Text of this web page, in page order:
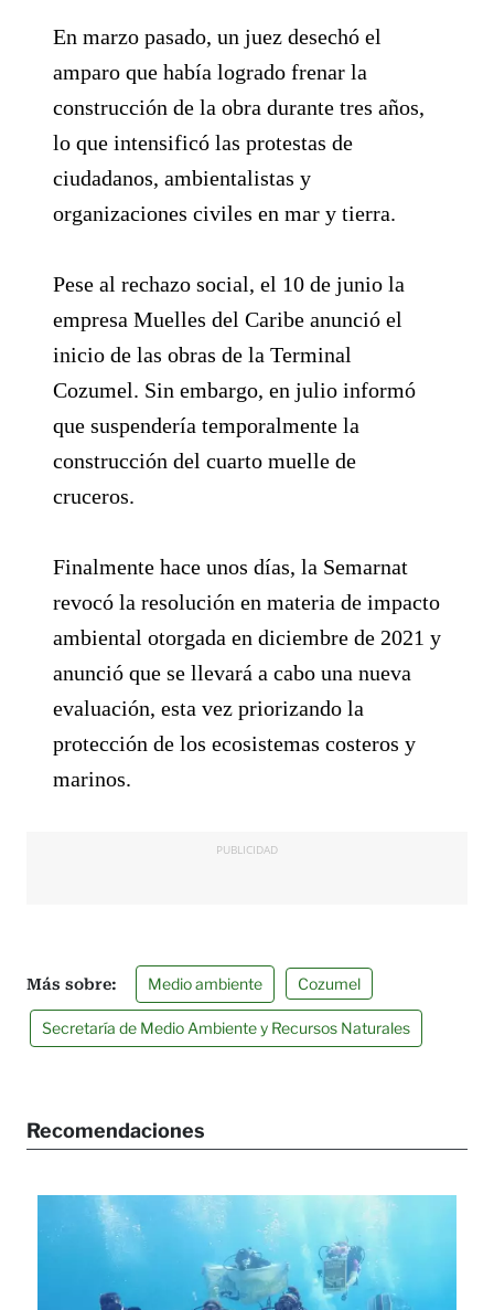
En marzo pasado, un juez desechó el
amparo que había logrado frenar la
construcción de la obra durante tres años,
lo que intensificó las protestas de
ciudadanos, ambientalistas y
organizaciones civiles en mar y tierra.
Pese al rechazo social, el 10 de junio la
empresa Muelles del Caribe anunció el
inicio de las obras de la Terminal
Cozumel. Sin embargo, en julio informó
que suspendería temporalmente la
construcción del cuarto muelle de
cruceros.
Finalmente hace unos días, la Semarnat
revocó la resolución en materia de impacto
ambiental otorgada en diciembre de 2021 y
anunció que se llevará a cabo una nueva
evaluación, esta vez priorizando la
protección de los ecosistemas costeros y
marinos.
PUBLICIDAD
Medio ambiente Cozumel
Secretaría de Medio Ambiente y Recursos Naturales
Recomendaciones